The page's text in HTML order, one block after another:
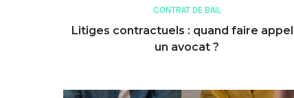
CONTRAT DE BAIL
Litiges contractuels : quand faire appel
un avocat ?